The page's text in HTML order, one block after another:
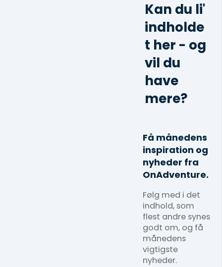
Kan du li'
indholde
t her - og
vil du
have
mere?
Få månedens
inspiration og
nyheder fra
OnAdventure.
Følg med i det
indhold, som
flest andre synes
godt om, og få
månedens
vigtigste
nyheder.